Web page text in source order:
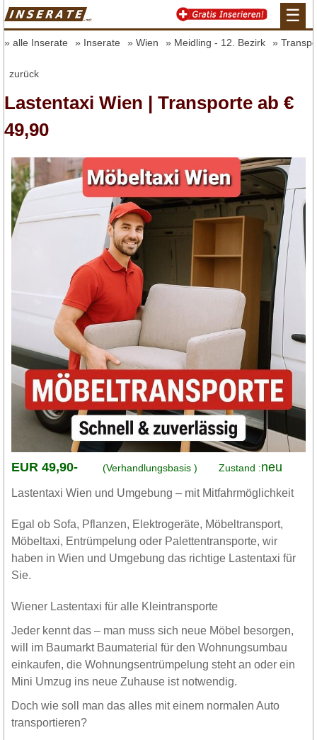
☰
alle Inserate Inserate Wien Meidling - 12. Bezirk
zurück
Lastentaxi Wien | Transporte ab €
49,90
EUR 49,90- (Verhandlungsbasis ) Zustand :neu
Lastentaxi Wien und Umgebung – mit Mitfahrmöglichkeit
Egal ob Sofa, Pflanzen, Elektrogeräte, Möbeltransport,
Möbeltaxi, Entrümpelung oder Palettentransporte, wir
haben in Wien und Umgebung das richtige Lastentaxi für
Sie.
Wiener Lastentaxi für alle Kleintransporte
Jeder kennt das – man muss sich neue Möbel besorgen,
will im Baumarkt Baumaterial für den Wohnungsumbau
einkaufen, die Wohnungsentrümpelung steht an oder ein
Mini Umzug ins neue Zuhause ist notwendig.
Doch wie soll man das alles mit einem normalen Auto
transportieren?